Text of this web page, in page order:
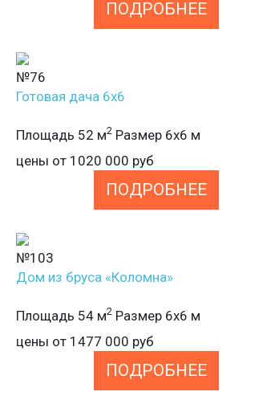
ПОДРОБНЕЕ
№76
Готовая дача 6х6
Площадь 52 м2 Размер 6х6 м
цены от 1020 000 руб
ПОДРОБНЕЕ
№103
Дом из бруса «Коломна»
Площадь 54 м2 Размер 6х6 м
цены от 1477 000 руб
ПОДРОБНЕЕ